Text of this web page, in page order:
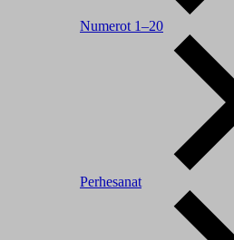
Numerot 1–20
Perhesanat